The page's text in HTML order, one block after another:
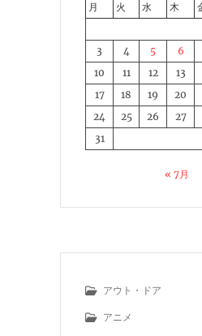
月
火 水 木
3
4 5 6
10
11 12 13
17
18 19 20
24
25 26 27
31
« 7月
アウト・ドア
アニメ